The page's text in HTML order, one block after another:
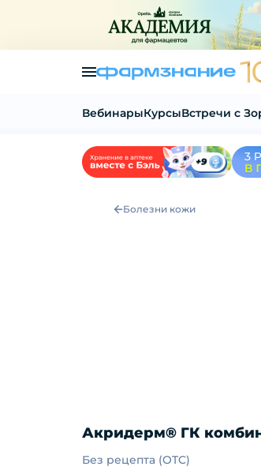
ВебинарыКурсыВстречи с
Болезни кожи
Акридерм® ГК
Акридерм® ГК
Без рецепта (OTC)